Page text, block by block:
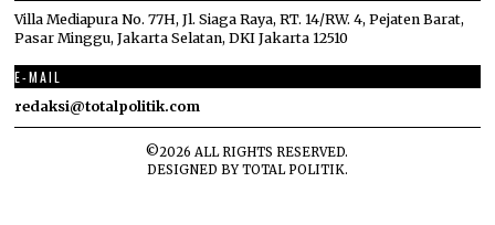
Villa Mediapura No. 77H, Jl. Siaga Raya, RT. 14/RW. 4, Pejaten Barat,
Pasar Minggu, Jakarta Selatan, DKI Jakarta 12510
E-MAIL
redaksi@totalpolitik.com
©2026 ALL RIGHTS RESERVED.
DESIGNED BYTOTAL POLITIK.